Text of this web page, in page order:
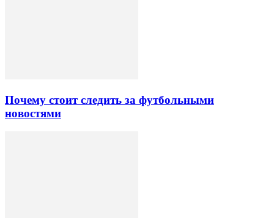
Почему стоит следить за футбольными
новостями